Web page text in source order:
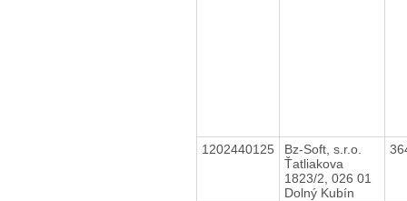
1202440125
Bz-Soft, s.r.o.
Ťatliakova
1823/2, 026 01
Dolný Kubín